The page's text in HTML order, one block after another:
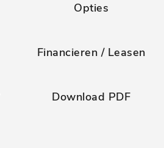
Opties
Financieren / Leasen
Download PDF